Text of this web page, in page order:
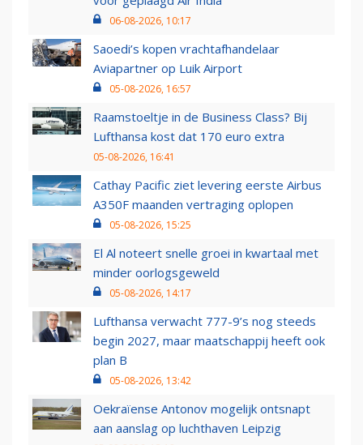
06-08-2026, 10:17
Saoedi’s kopen vrachtafhandelaar
Aviapartner op Luik Airport
05-08-2026, 16:57
Raamstoeltje in de Business Class? Bij
Lufthansa kost dat 170 euro extra
05-08-2026, 16:41
Cathay Pacific ziet levering eerste Airbus
A350F maanden vertraging oplopen
05-08-2026, 15:25
El Al noteert snelle groei in kwartaal met
minder oorlogsgeweld
05-08-2026, 14:17
Lufthansa verwacht 777-9’s nog steeds
begin 2027, maar maatschappij heeft ook
plan B
05-08-2026, 13:42
Oekraïense Antonov mogelijk ontsnapt
aan aanslag op luchthaven Leipzig